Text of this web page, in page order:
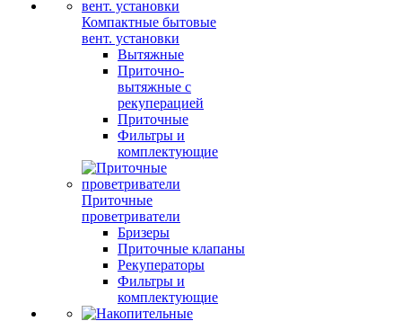
Компактные бытовые
вент. установки
Вытяжные
Приточно-
вытяжные с
рекуперацией
Приточные
Фильтры и
комплектующие
Приточные
проветриватели
Бризеры
Приточные клапаны
Рекуператоры
Фильтры и
комплектующие